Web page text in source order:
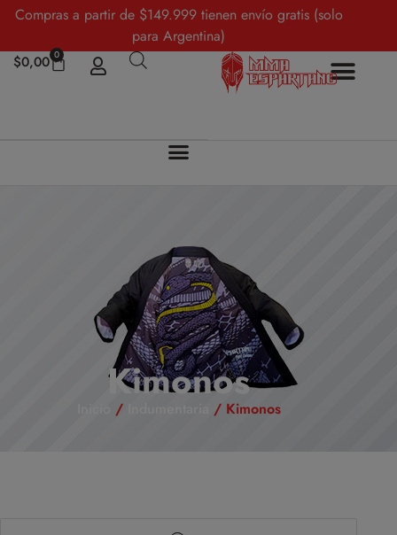
Compras a partir de $149.999 tienen envío gratis (solo
para Argentina)
$0,00 0
Kimonos
/ / Kimonos